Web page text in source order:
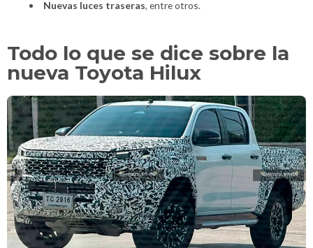
Nuevas luces traseras, entre otros.
Todo lo que se dice sobre la
nueva Toyota Hilux